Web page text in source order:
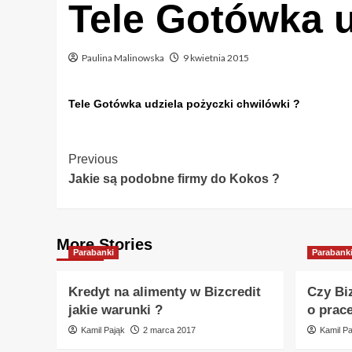
Tele Gotówka
Paulina Malinowska 9 kwietnia 2015
Tele Gotówka udziela pożyczki chwilówki ?
Post
Navigation
Previous
Jakie są podobne firmy do Kokos ?
More Stories
Parabanki
Kredyt na alimenty w Bizcredit
jakie warunki ?
Kamil Pająk 2 marca 2017
Parabanki
Czy
o
Kamil